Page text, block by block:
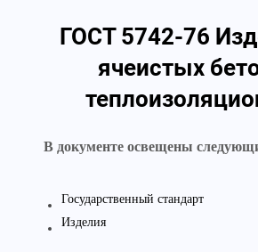
ГОСТ 5742-76
ячеистых
В документе освещены
Государственный стандарт
Изделия